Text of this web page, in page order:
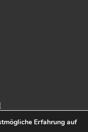
Erfahrung auf